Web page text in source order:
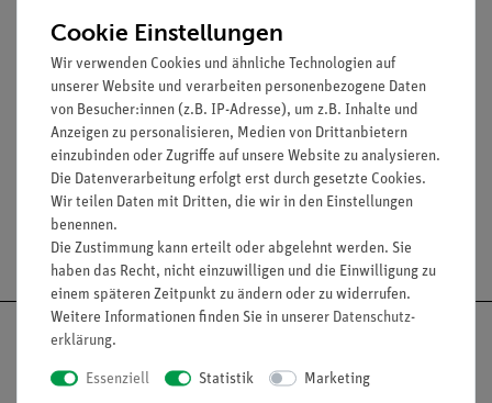
Lehranstalten abgeben.
Media / Downloads
Versandkostenfrei ab 300,- €
Cookie Einstellungen
Wir verwenden Cookies und ähnliche Technologien auf
unserer Website und verarbeiten personenbezogene Daten
von Besucher:innen (z.B. IP-Adresse), um z.B. Inhalte und
Anzeigen zu personalisieren, Medien von Drittanbietern
einzubinden oder Zugriffe auf unsere Website zu analysieren.
Die Datenverarbeitung erfolgt erst durch gesetzte Cookies.
Wir teilen Daten mit Dritten, die wir in den Einstellungen
benennen.
Die Zustimmung kann erteilt oder abgelehnt werden. Sie
haben das Recht, nicht einzuwilligen und die Einwilligung zu
einem späteren Zeitpunkt zu ändern oder zu widerrufen.
Weitere Informationen finden Sie in unserer Daten­schutz­
erklärung.
Essenziell Statistik Marketing